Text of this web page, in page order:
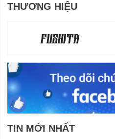
THƯƠNG HIỆU
TIN MỚI NHẤT